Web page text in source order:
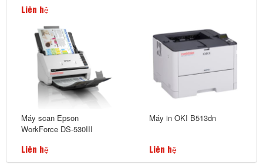
Liên hệ
Máy scan Epson
WorkForce DS-530III
Liên hệ
Máy in OKI B513dn
Liên hệ